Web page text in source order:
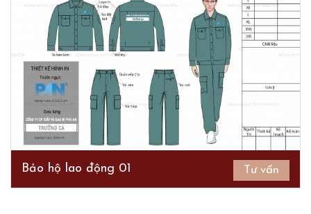
Bảo hộ lao động 01 Tư vấn